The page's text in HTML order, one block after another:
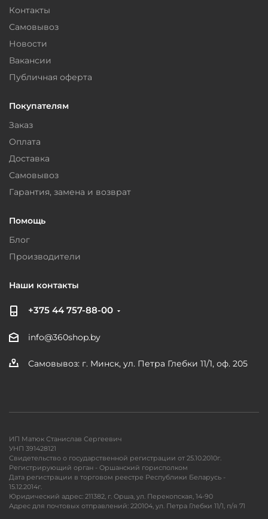
Контакты
Самовывоз
Новости
Вакансии
Публичная оферта
Покупателям
Заказ
Оплата
Доставка
Самовывоз
Гарантия, замена и возврат
Помощь
Блог
Производители
Наши контакты
+375 44 757-88-00
info@360shop.by
Самовывоз: г. Минск, ул. Петра Глебки 11/1, оф. 205
ИП Матюк Станислав Сергеевич
УНП 391428121
Свидетельство о государственной регистрации от 25.10.2010г.
Регистрирующий орган - Оршанский горисполком
Дата регистрации в торговом реестре Республики Беларусь -
15.12.2014г.
Юридический адрес: 211382, г. Орша, ул. Перекопская, 14-90
Адрес для почтовых отправлений: 220104, ул. Петра Глебки 11/1, п/я 71